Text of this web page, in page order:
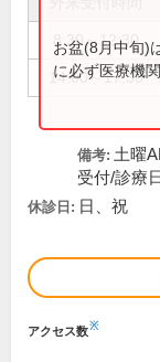
8:30～12:30
14:00～17:30
お盆(8月中旬)
に必ず医療機
備考: 土曜
受付/診療
休診日: 日、祝
アクセス数※